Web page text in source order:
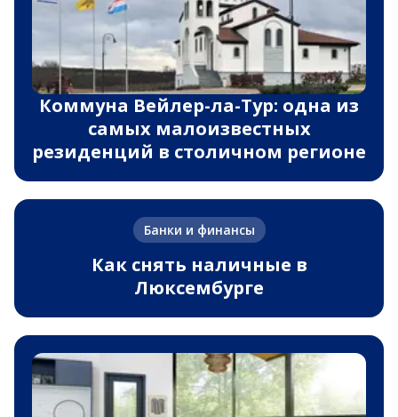
Коммуна Вейлер-ла-Тур: одна из
самых малоизвестных
резиденций в столичном регионе
Банки и финансы
Как снять наличные в
Люксембурге